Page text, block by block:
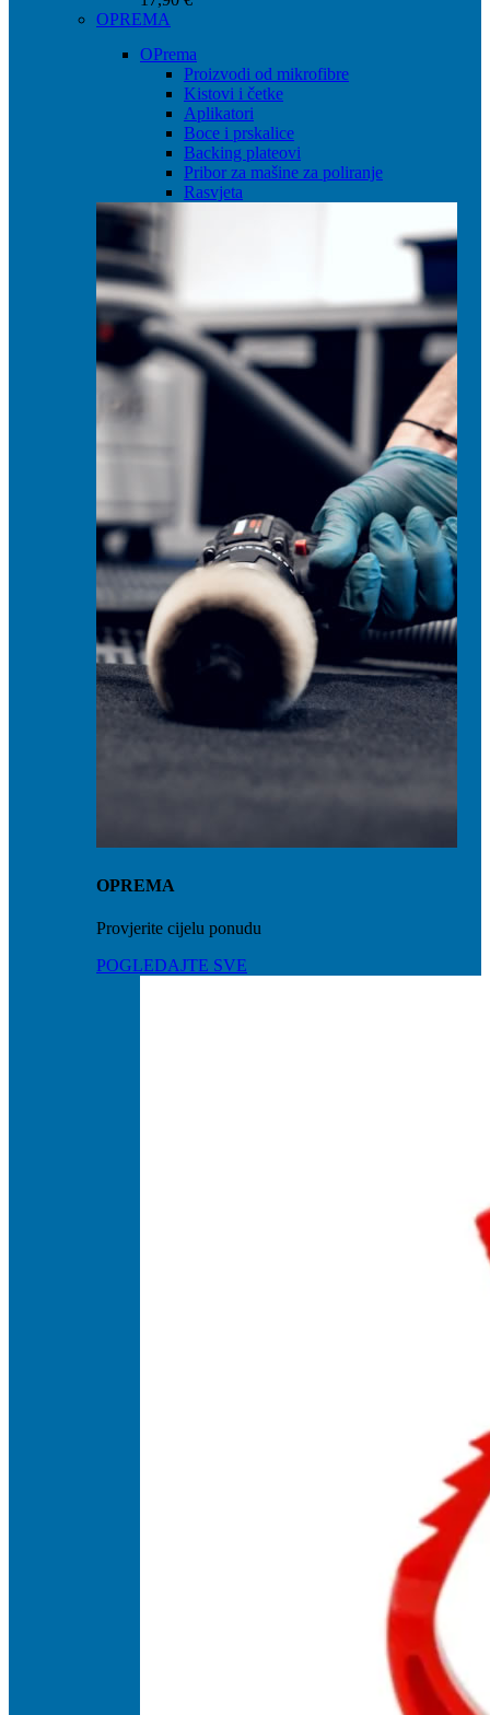
OPREMA
OPrema
Proizvodi od mikrofibre
Kistovi i četke
Aplikatori
Boce i prskalice
Backing plateovi
Pribor za mašine za poliranje
Rasvjeta
OPREMA
Provjerite cijelu ponudu
POGLEDAJTE SVE